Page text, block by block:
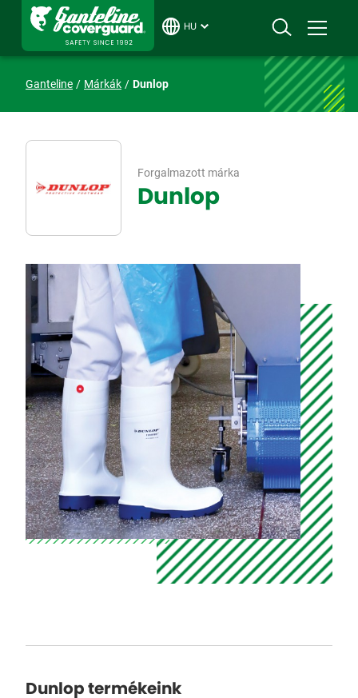
HU
Ganteline Márkák Dunlop
Forgalmazott márka
Dunlop
Dunlop termékeink